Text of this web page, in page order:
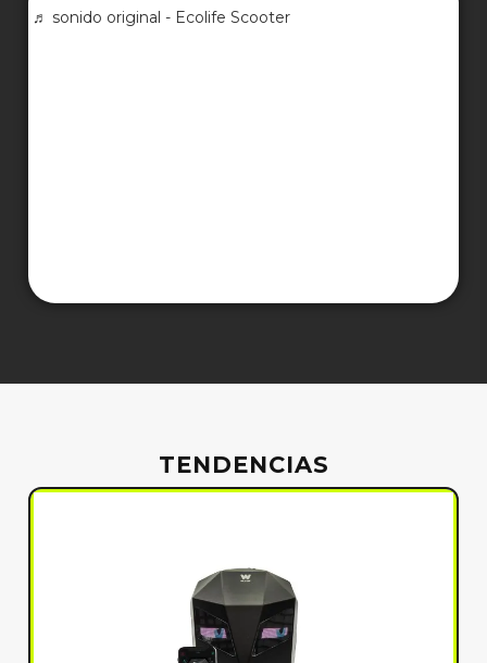
♬ sonido original - Ecolife Scooter
TENDENCIAS